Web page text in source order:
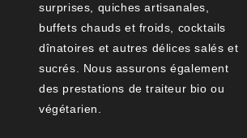
surprises, quiches artisanales,
buffets chauds et froids, cocktails
dînatoires et autres délices salés et
sucrés. Nous assurons également
des prestations de traiteur bio ou
végétarien.